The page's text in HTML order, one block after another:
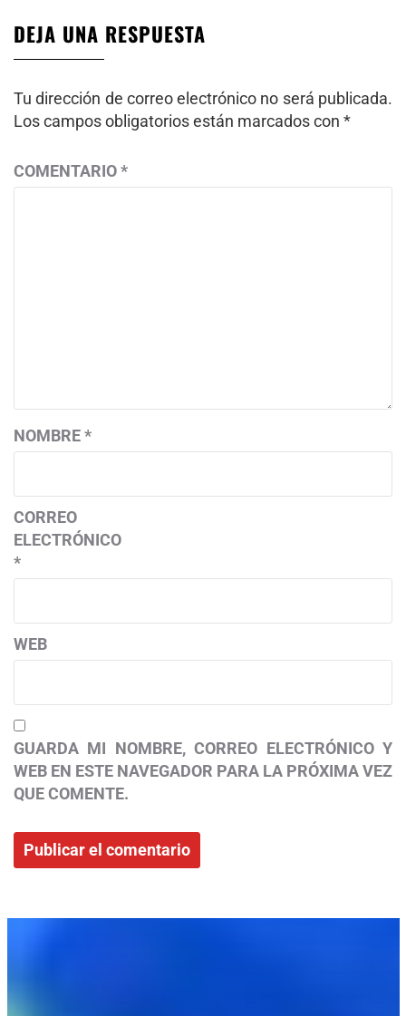
DEJA UNA RESPUESTA
Tu dirección de correo electrónico no será publicada.
Los campos obligatorios están marcados con *
COMENTARIO*
NOMBRE*
CORREO
ELECTRÓNICO
*
WEB
GUARDA MI NOMBRE, CORREO ELECTRÓNICO Y
WEB EN ESTE NAVEGADOR PARA LA PRÓXIMA VEZ
QUE COMENTE.